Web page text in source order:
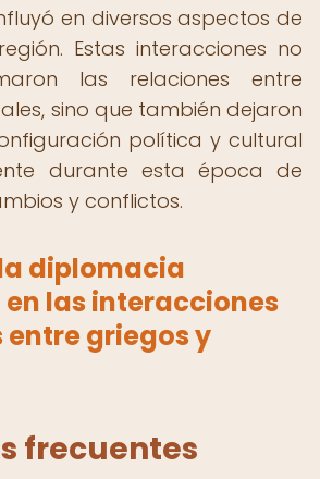
en diversos aspectos de
Estas interacciones no
las relaciones entre
sino que también dejaron
política y cultural
durante esta época de
y conflictos.
diplomacia
las interacciones
griegos y
frecuentes